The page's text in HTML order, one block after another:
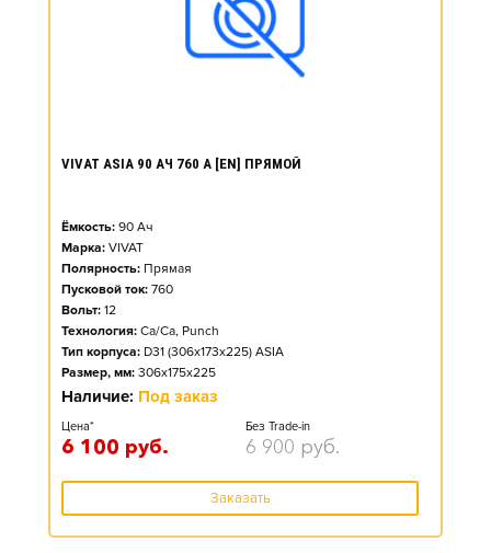
VIVAT ASIA 90 АЧ 760 А [EN] ПРЯМОЙ
Ёмкость: 90 Ач
Марка: VIVAT
Полярность: Прямая
Пусковой ток: 760
Вольт: 12
Технология: Ca/Ca, Punch
Тип корпуса: D31 (306x173x225) ASIA
Размер, мм: 306x175x225
Наличие: Под заказ
Цена*
6 100 руб.
Без Trade-in
6 900 руб.
Заказать